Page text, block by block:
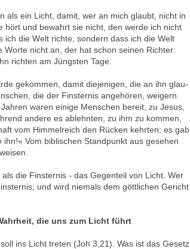
als ein Licht, damit, wer an mich glaubt, nicht in
und bewahrt sie nicht, den werde ich nicht
die Welt richte, sondern dass ich die Welt
nicht an, der hat schon seinen Richter:
richten am Jüngsten Tage.
gekommen, damit diejenigen, die an ihn glau-
die der Finsternis angehören, weigern
waren einige Menschen bereit, zu Jesus,
andere es ablehnten, zu ihm zu kommen,
vom Himmelreich den Rücken kehrten; es gab
Vom biblischen Standpunkt aus gesehen
die Finsternis - das Gegenteil von Licht. Wer
und wird niemals dem göttlichen Gericht
die uns zum Licht führt
ins Licht treten (Joh 3,21). Was ist das Gesetz